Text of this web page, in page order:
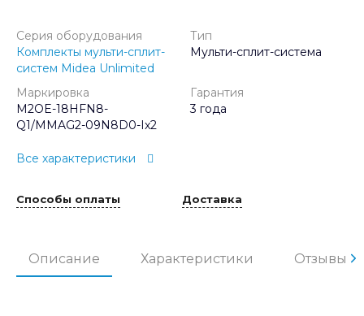
Серия оборудования
Комплекты мульти-сплит-
систем Midea Unlimited
Тип
Мульти-сплит-система
Маркировка
M2OE-18HFN8-
Q1/MMAG2-09N8D0-Ix2
Гарантия
3 года
Все характеристики
Способы оплаты Доставка
Описание Характеристики Отзывы